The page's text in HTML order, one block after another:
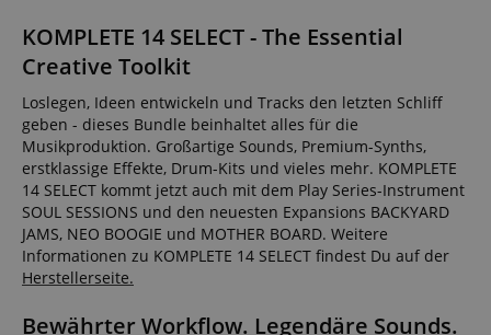
KOMPLETE 14 SELECT - The Essential
Creative Toolkit
Loslegen, Ideen entwickeln und Tracks den letzten Schliff
geben - dieses Bundle beinhaltet alles für die
Musikproduktion. Großartige Sounds, Premium-Synths,
erstklassige Effekte, Drum-Kits und vieles mehr. KOMPLETE
14 SELECT kommt jetzt auch mit dem Play Series-Instrument
SOUL SESSIONS und den neuesten Expansions BACKYARD
JAMS, NEO BOOGIE und MOTHER BOARD. Weitere
Informationen zu KOMPLETE 14 SELECT findest Du auf der
Herstellerseite.
Bewährter Workflow. Legendäre Sounds.